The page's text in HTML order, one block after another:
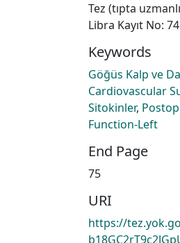
Tez (tıpta
Libra Kayıt No:
Keywords
Göğüs Kalp ve
Cardiovascular
Sitokinler,
Function-Left
End Page
75
URI
https://